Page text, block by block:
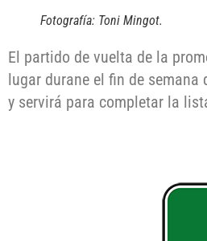
Fotografía: Toni Mingot.
El partido de vuelta de la
lugar durane el fin de semana
y servirá para completar la